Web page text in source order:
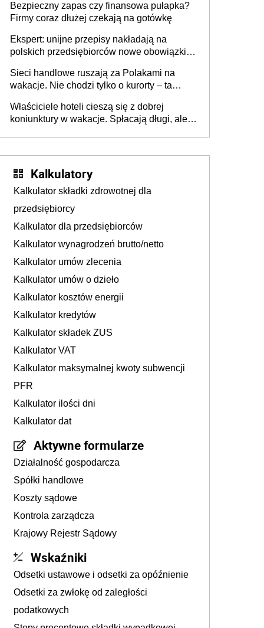
Bezpieczny zapas czy finansowa pułapka?
Firmy coraz dłużej czekają na gotówkę
Ekspert: unijne przepisy nakładają na
polskich przedsiębiorców nowe obowiązki w
Sieci handlowe ruszają za Polakami na
wakacje. Nie chodzi tylko o kurorty – ta
tam, gdzie wielu spędzi urlop po cichu
Właściciele hoteli cieszą się z dobrej
koniunktury w wakacje. Spłacają długi, ale
Kalkulatory
Kalkulator składki zdrowotnej dla
przedsiębiorcy
Kalkulator dla przedsiębiorców
Kalkulator wynagrodzeń brutto/netto
Kalkulator umów zlecenia
Kalkulator umów o dzieło
Kalkulator kosztów energii
Kalkulator kredytów
Kalkulator składek ZUS
Kalkulator VAT
Kalkulator maksymalnej kwoty subwencji
PFR
Kalkulator ilości dni
Kalkulator dat
Aktywne formularze
Działalność gospodarcza
Spółki handlowe
Koszty sądowe
Kontrola zarządcza
Krajowy Rejestr Sądowy
Wskaźniki
Odsetki ustawowe i odsetki za opóźnienie
Odsetki za zwłokę od zaległości
podatkowych